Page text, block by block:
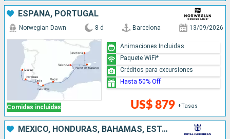
ESPAÑA, PORTUGAL
Comidas incluidas
Norwegian Dawn 8 d Barcelona 13/09/2026
US$ 879 +Tasas
Animaciones Incluidas
Paquete WiFi*
Créditos para excursiones
Hasta 50% Off
MÉXICO, HONDURAS, BAHAMAS, ESTADOS UNIDOS